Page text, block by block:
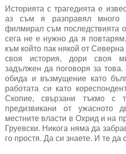
Историята с трагедията е
аз съм я разправял много
филмирал съм последствията
сега не е нужно да я
към който пак някой от
своя история, дори своя
задължен да поговоря за това.
обида и възмущение като
работата си като
Скопие, свързани тъкмо с
предизвикани от ужасното
местните власти в Охрид и на
Груевски. Никога няма да
го простя. Да си знаете. И те да